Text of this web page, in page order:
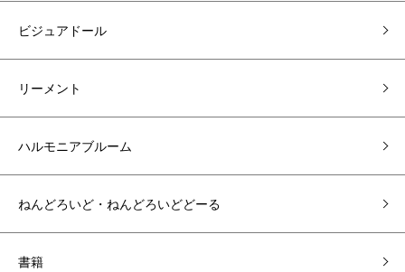
ビジュアドール
リーメント
ハルモニアブルーム
ねんどろいど・ねんどろいどどーる
書籍